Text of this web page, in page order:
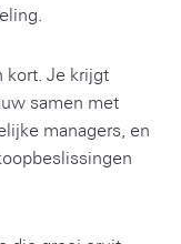
kort. Je krijgt
samen met
managers, en